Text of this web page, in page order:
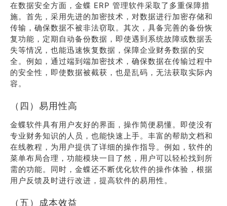
在数据安全方面，金蝶 ERP 管理软件采取了多重保障措
施。首先，采用先进的加密技术，对数据进行加密存储和
传输，确保数据不被非法窃取。其次，具备完善的备份恢
复功能，定期自动备份数据，即使遇到系统故障或数据丢
失等情况，也能迅速恢复数据，保障企业财务数据的安
全。例如，通过端到端加密技术，确保数据在传输过程中
的安全性，即使数据被截获，也是乱码，无法获取实际内
容。
（四）易用性高
金蝶软件具有用户友好的界面，操作简便易懂。即使没有
专业财务知识的人员，也能快速上手。丰富的帮助文档和
在线教程，为用户提供了详细的操作指导。例如，软件的
菜单布局合理，功能模块一目了然，用户可以轻松找到所
需的功能。同时，金蝶还不断优化软件的操作体验，根据
用户反馈及时进行改进，提高软件的易用性。
（五）成本效益